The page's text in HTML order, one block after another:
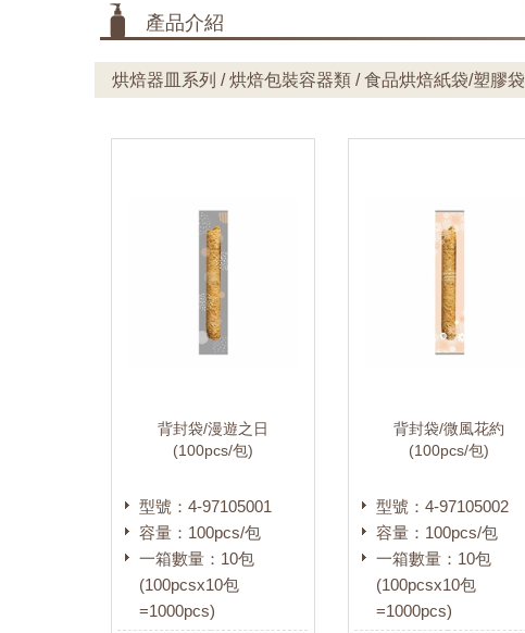
產品介紹
烘焙器皿系列 / 烘焙包裝容器類 / 食品烘焙紙袋/塑膠袋
背封袋/漫遊之日
(100pcs/包)
型號：4-97105001
容量：100pcs/包
一箱數量：10包
(100pcsx10包
=1000pcs)
背封袋/微風花約
(100pcs/包)
型號：4-97105002
容量：100pcs/包
一箱數量：10包
(100pcsx10包
=1000pcs)